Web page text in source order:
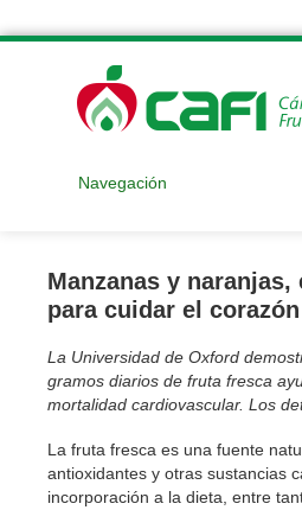
Navegación
Manzanas y
para cuidar el corazón
La Universidad de Oxford
gramos diarios de fruta fresca
mortalidad cardiovascular. Los
La fruta fresca es una fuente
antioxidantes y otras sustancias
incorporación a la dieta, entre